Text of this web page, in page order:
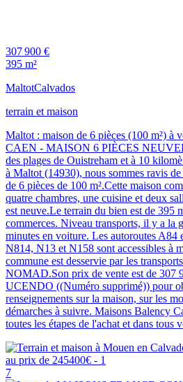
307 900 €
395 m²
MaltotCalvados
terrain et maison
Maltot : maison de 6 pièces (100 m²) à
CAEN - MAISON 6 PIÈCES
des plages de Ouistreham et à 10
à Maltot (14930), nous sommes ravis
de 6 pièces de 100 m².Cette maison
quatre chambres, une cuisine et deux
est neuve.Le terrain du bien est de 395
commerces. Niveau transports, il y a la
minutes en voiture. Les autoroutes A84
N814, N13 et N158 sont accessibles à
commune est desservie par les
NOMAD.Son prix de vente est de 307
UCENDO ((Numéro supprimé)) pour
renseignements sur la maison, sur les
démarches à suivre. Maisons Balency
toutes les étapes de l'achat et dans tous
7